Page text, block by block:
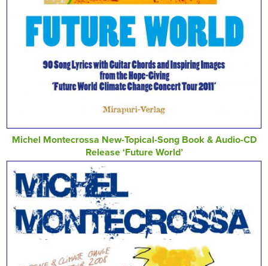
Michel Montecrossa New-Topical-Song Book & Audio-CD
Release ‘Future World’